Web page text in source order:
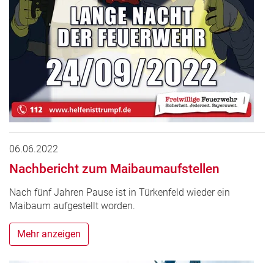
06.06.2022
Nachbericht zum Maibaumaufstellen
Nach fünf Jahren Pause ist in Türkenfeld wieder ein
Maibaum aufgestellt worden.
Mehr anzeigen